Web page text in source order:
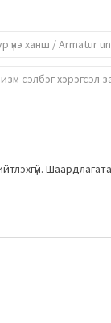
үнэ ханш / Armatur
сэлбэг хэрэгсэл